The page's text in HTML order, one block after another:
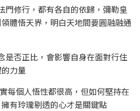
門修行，都有各自的依歸，彌勒皇
體悟天界，明白天地間要圓融融通
是否正比，會影響自身在面對行住
力量
每個人悟性都很高，但如何堅持在
有玲瓏剔透的心才是關鍵點